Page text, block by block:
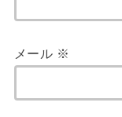
メール ※